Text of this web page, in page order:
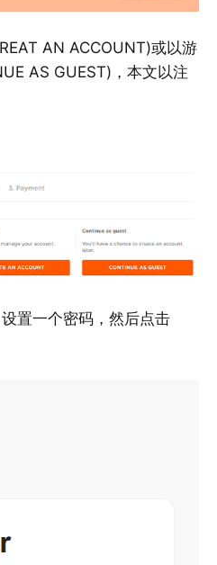
AN ACCOUNT)或以游
AS GUEST)，本文以注
置一个密码，然后点击